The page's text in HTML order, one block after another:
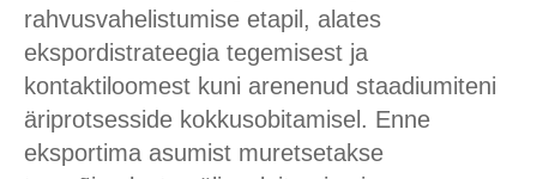
rahvusvahelistumise etapil, alates
ekspordistrateegia tegemisest ja
kontaktiloomest kuni arenenud staadiumiteni
äriprotsesside kokkusobitamisel. Enne
eksportima asumist muretsetakse